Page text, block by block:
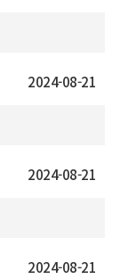
2024-08-21
2024-08-21
2024-08-21